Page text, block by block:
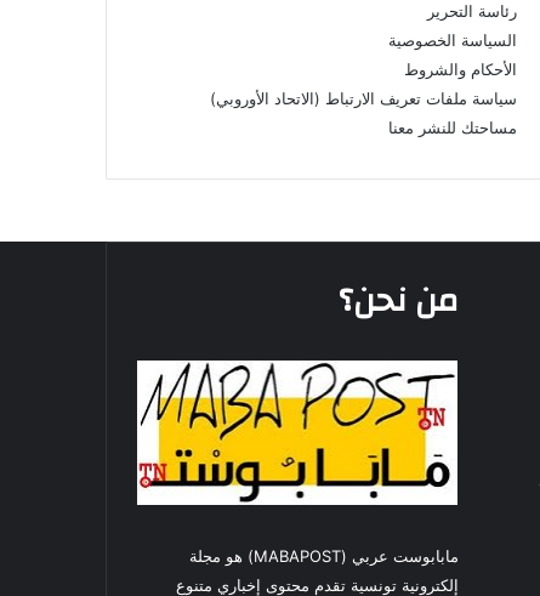
رئاسة التحرير
السياسة الخصوصية
الأحكام والشروط
سياسة ملفات تعريف الارتباط (الاتحاد الأوروبي)
مساحتك للنشر معنا
من نحن؟
مابابوست عربي (MABAPOST) هو مجلة
إلكترونية تونسية تقدم محتوى إخباري متنوع